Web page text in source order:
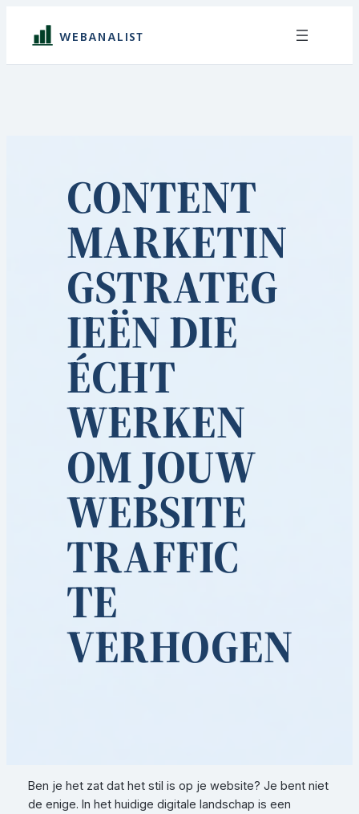
WEBANALIST
CONTENT
MARKETIN
GSTRATEG
IEËN DIE
ÉCHT
WERKEN
OM JOUW
WEBSITE
TRAFFIC
TE
VERHOGEN
Ben je het zat dat het stil is op je website? Je bent niet
de enige. In het huidige digitale landschap is een